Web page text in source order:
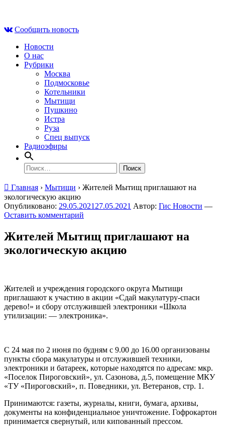
contentСообщить новость
Новости
О нас
Рубрики
Москва
Подмосковье
Котельники
Мытищи
Пушкино
Истра
Руза
Спец выпуск
Радиоэфиры
Найти:
Главная › Мытищи › Жителей Мытищ приглашают на
экологическую акцию
Опубликовано: 29.05.2021 27.05.2021 Автор: Гис Новости —
Оставить комментарий
Жителей Мытищ приглашают на
экологическую акцию
Жителей и учреждения городского округа Мытищи
приглашают к участию в акции «Сдай макулатуру-спаси
дерево!» и сбору отслужившей электроники «Школа
утилизации: — электроника».
С 24 мая по 2 июня по будням с 9.00 до 16.00 организованы
пункты сбора макулатуры и отслужившей техники,
электроники и батареек, которые находятся по адресам: мкр.
«Поселок Пироговский», ул. Сазонова, д.5, помещение МКУ
«ТУ «Пироговский», п. Поведники, ул. Ветеранов, стр. 1.
Принимаются: газеты, журналы, книги, бумага, архивы,
документы на конфиденциальное уничтожение. Гофрокартон
принимается свернутый, или кипованный прессом.